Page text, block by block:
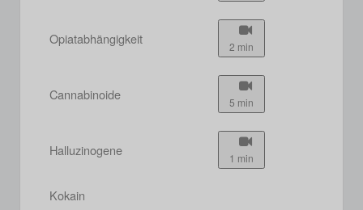
Opiatabhängigkeit 2 min
Cannabinoide 5 min
Halluzinogene 1 min
Kokain